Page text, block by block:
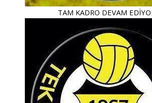
TAM KADRO DEVAM